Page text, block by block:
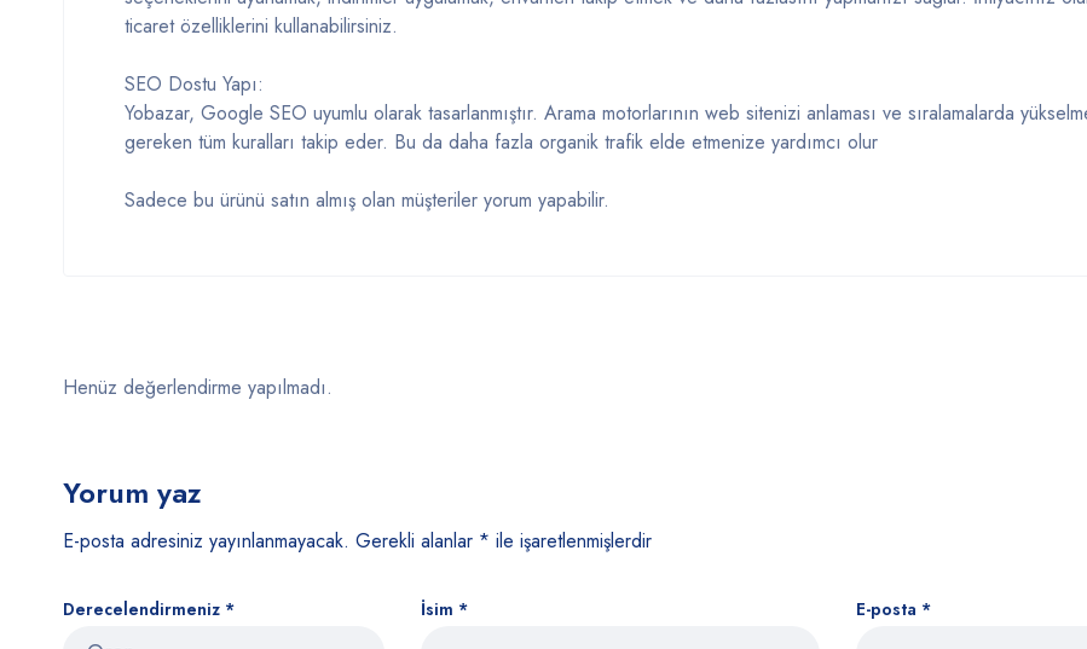
ticaret özelliklerini kullanabilirsiniz.
SEO Dostu Yapı:
Yobazar, Google SEO uyumlu olarak tasarlanmıştır. Arama motorlarının web sitenizi anlaması ve sıralamalarda
gereken tüm kuralları takip eder. Bu da daha fazla organik trafik elde etmenize yardımcı olur
Sadece bu ürünü satın almış olan müşteriler yorum yapabilir.
Henüz değerlendirme yapılmadı.
Yorum yaz
E-posta adresiniz yayınlanmayacak. Gerekli alanlar * ile işaretlenmişlerdir
Derecelendirmeniz * İsim * E-posta *